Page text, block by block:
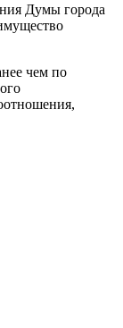
Думы города
чем по